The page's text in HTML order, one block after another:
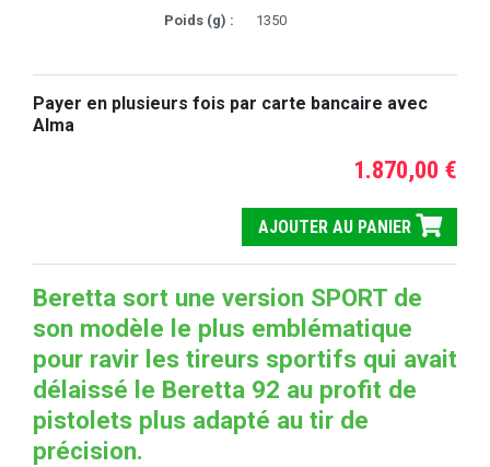
Poids (g) :
1350
Payer en plusieurs fois par carte bancaire avec
Alma
1.870,00 €
AJOUTER AU PANIER
Beretta sort une version SPORT de
son modèle le plus emblématique
pour ravir les tireurs sportifs qui avait
délaissé le Beretta 92 au profit de
pistolets plus adapté au tir de
précision.